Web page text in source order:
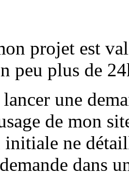
projet est
peu plus de
une
de mon
ne
dans